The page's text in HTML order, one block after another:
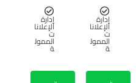
إدارة
الإعلانا
ت
الممول
ة
إدارة
الإعلانا
ت
الممول
ة